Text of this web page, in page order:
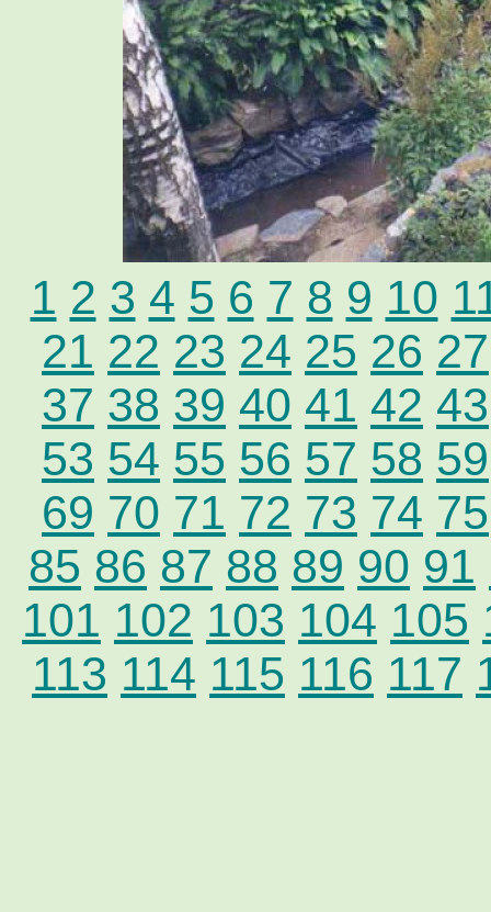
1 2 3 4 5 6 7 8 9 10
21 22 23 24 25 26 27
37 38 39 40 41 42 43
53 54 55 56 57 58 59
69 70 71 72 73 74 75
85 86 87 88 89 90 91
101 102 103 104 105
113 114 115 116 117